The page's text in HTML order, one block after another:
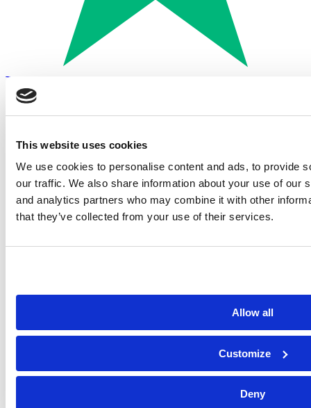
This website uses cookies
We use cookies to personalise content and ads, to provide
our traffic. We also share information about your use of our
and analytics partners who may combine it with other
that they’ve collected from your use of their services.
Allow all
Customize
Deny
Trustpilot
Betalen met: